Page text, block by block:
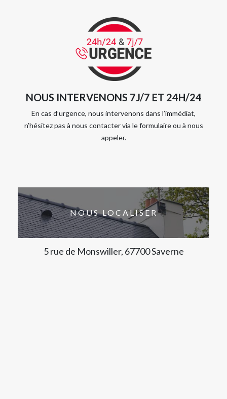
NOUS INTERVENONS 7J/7 ET 24H/24
En cas d’urgence, nous intervenons dans l’immédiat,
n’hésitez pas à nous contacter via le formulaire ou à nous
appeler.
NOUS LOCALISER
5 rue de Monswiller, 67700 Saverne